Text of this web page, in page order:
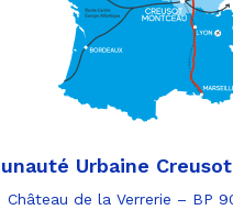
Urbaine
Château de la Verrerie – BP